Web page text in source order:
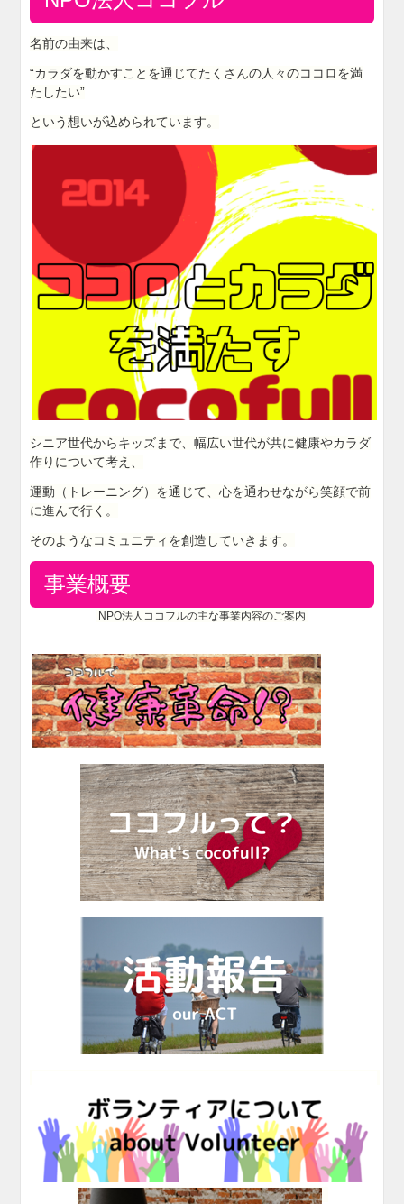
名前の由来は、
“カラダを動かすことを通じてたくさんの人々のココロを満
たしたい”
という想いが込められています。
シニア世代からキッズまで、幅広い世代が共に健康やカラダ
作りについて考え、
運動（トレーニング）を通じて、心を通わせながら笑顔で前
に進んで行く。
そのようなコミュニティを創造していきます。
事業概要
NPO法人ココフルの主な事業内容のご案内